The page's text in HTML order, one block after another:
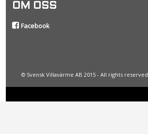
OM OSS
Facebook
© Svensk Villavärme AB 2015 - All rights reserved.